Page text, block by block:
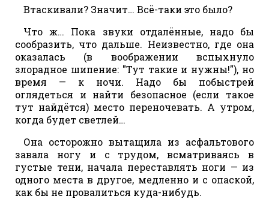
Втаскивали? Значит… Всё-таки это было?
Что ж… Пока звуки отдалённые, надо бы
сообразить, что дальше. Неизвестно, где она
оказалась (в воображении вспыхнуло
злорадное шипение: "Тут такие и нужны!"), но
время — к ночи. Надо бы побыстрей
оглядеться и найти безопасное (если такое
тут найдётся) место переночевать. А утром,
когда будет светлей…
Она осторожно вытащила из асфальтового
завала ногу и с трудом, всматриваясь в
густые тени, начала переставлять ноги — из
одного места в другое, медленно и с опаской,
как бы не провалиться куда-нибудь.